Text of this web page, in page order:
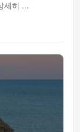
세히 ...